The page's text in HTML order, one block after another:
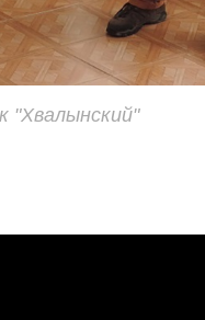
"Хвалынский"